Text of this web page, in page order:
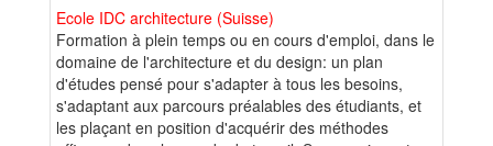
Ecole IDC architecture (Suisse)
Formation à plein temps ou en cours d'emploi, dans le
domaine de l'architecture et du design: un plan
d'études pensé pour s'adapter à tous les besoins,
s'adaptant aux parcours préalables des étudiants, et
les plaçant en position d'acquérir des méthodes